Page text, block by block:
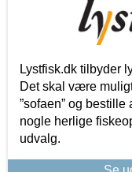
Lystfisk.dk tilbyder
Det skal være
”sofaen” og bestille
nogle herlige
udvalg.